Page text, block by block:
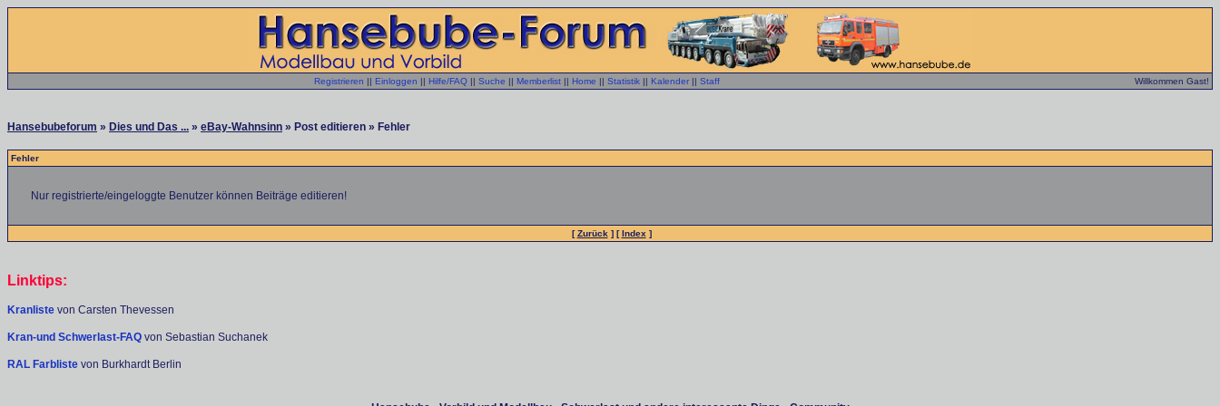
Registrieren || Einloggen || Hilfe/FAQ || Suche || Memberlist || Home || Statistik || Kalender || Staff Willkommen Gast!
Hansebubeforum » Dies und Das ... » eBay-Wahnsinn » Post editieren » Fehler
Fehler
Nur registrierte/eingeloggte Benutzer können Beiträge editieren!
[Zurück ] [Index ]
Linktips:
Kranliste von Carsten Thevessen
Kran-und Schwerlast-FAQ von Sebastian Suchanek
RAL Farbliste von Burkhardt Berlin